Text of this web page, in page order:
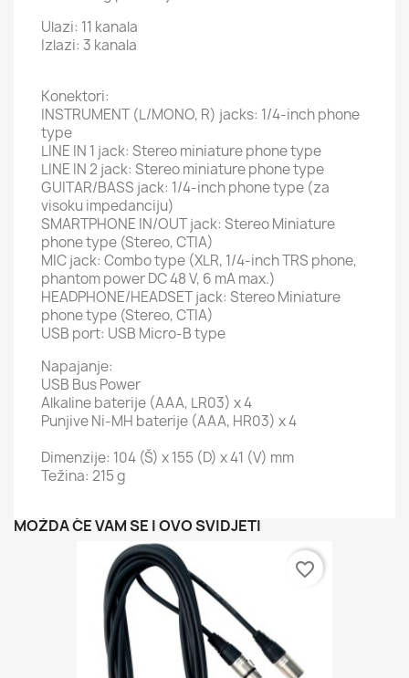
Ulazi: 11 kanala
Izlazi: 3 kanala
Konektori:
INSTRUMENT (L/MONO, R) jacks: 1/4-inch phone
type
LINE IN 1 jack: Stereo miniature phone type
LINE IN 2 jack: Stereo miniature phone type
GUITAR/BASS jack: 1/4-inch phone type (za
visoku impedanciju)
SMARTPHONE IN/OUT jack: Stereo Miniature
phone type (Stereo, CTIA)
MIC jack: Combo type (XLR, 1/4-inch TRS phone,
phantom power DC 48 V, 6 mA max.)
HEADPHONE/HEADSET jack: Stereo Miniature
phone type (Stereo, CTIA)
USB port: USB Micro-B type
Napajanje:
USB Bus Power
Alkaline baterije (AAA, LR03) x 4
Punjive Ni-MH baterije (AAA, HR03) x 4
Dimenzije: 104 (Š) x 155 (D) x 41 (V) mm
Težina: 215 g
MOŽDA ĆE VAM SE I OVO SVIDJETI
favorite_border